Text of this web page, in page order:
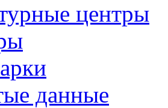
центры
данные